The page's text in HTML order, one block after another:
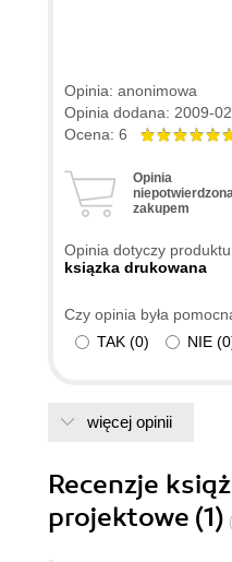
Opinia: anonimowa
Opinia dodana: 2009-
Ocena: 6
Opinia
zakupem
Opinia dotyczy
ksiązka drukowana
Czy opinia była
TAK (0) NIE (0
więcej opinii
Recenzje
projektowe (1)